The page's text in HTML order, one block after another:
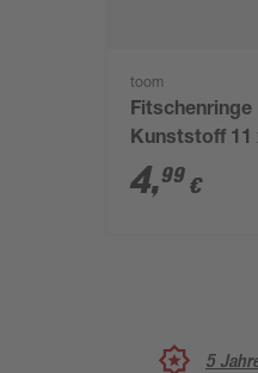
toom
Fitschenringe
Kunststoff 11
mm 18 Stück
4,99 €
5